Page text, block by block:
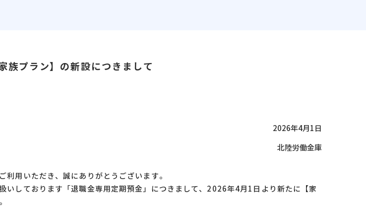
族プラン】の新設につきまして
2026年4月1日
北陸労働金庫
用いただき、誠にありがとうございます。
いしております「退職金専用定期預金」につきまして、2026年4月1日より新たに【家